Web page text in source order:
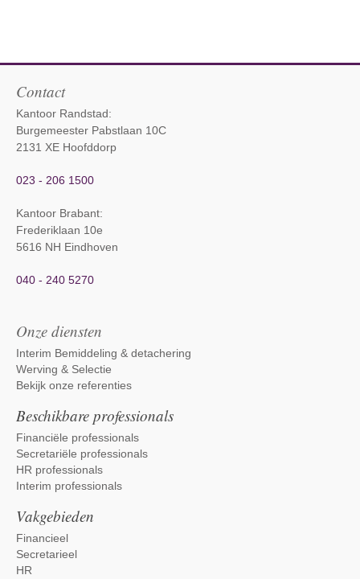
Contact
Kantoor Randstad:
Burgemeester Pabstlaan 10C
2131 XE Hoofddorp
023 - 206 1500
Kantoor Brabant:
Frederiklaan 10e
5616 NH Eindhoven
040 - 240 5270
Onze diensten
Interim Bemiddeling & detachering
Werving & Selectie
Bekijk onze referenties
Beschikbare professionals
Financiële professionals
Secretariële professionals
HR professionals
Interim professionals
Vakgebieden
Financieel
Secretarieel
HR